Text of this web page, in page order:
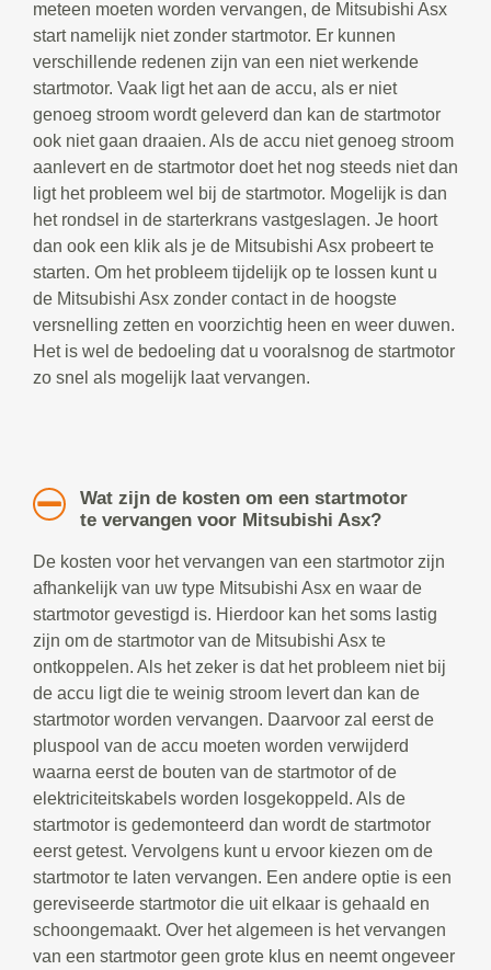
meteen moeten worden vervangen, de Mitsubishi Asx
start namelijk niet zonder startmotor. Er kunnen
verschillende redenen zijn van een niet werkende
startmotor. Vaak ligt het aan de accu, als er niet
genoeg stroom wordt geleverd dan kan de startmotor
ook niet gaan draaien. Als de accu niet genoeg stroom
aanlevert en de startmotor doet het nog steeds niet dan
ligt het probleem wel bij de startmotor. Mogelijk is dan
het rondsel in de starterkrans vastgeslagen. Je hoort
dan ook een klik als je de Mitsubishi Asx probeert te
starten. Om het probleem tijdelijk op te lossen kunt u
de Mitsubishi Asx zonder contact in de hoogste
versnelling zetten en voorzichtig heen en weer duwen.
Het is wel de bedoeling dat u vooralsnog de startmotor
zo snel als mogelijk laat vervangen.
Wat zijn de kosten om een startmotor
te vervangen voor Mitsubishi Asx?
De kosten voor het vervangen van een startmotor zijn
afhankelijk van uw type Mitsubishi Asx en waar de
startmotor gevestigd is. Hierdoor kan het soms lastig
zijn om de startmotor van de Mitsubishi Asx te
ontkoppelen. Als het zeker is dat het probleem niet bij
de accu ligt die te weinig stroom levert dan kan de
startmotor worden vervangen. Daarvoor zal eerst de
pluspool van de accu moeten worden verwijderd
waarna eerst de bouten van de startmotor of de
elektriciteitskabels worden losgekoppeld. Als de
startmotor is gedemonteerd dan wordt de startmotor
eerst getest. Vervolgens kunt u ervoor kiezen om de
startmotor te laten vervangen. Een andere optie is een
gereviseerde startmotor die uit elkaar is gehaald en
schoongemaakt. Over het algemeen is het vervangen
van een startmotor geen grote klus en neemt ongeveer